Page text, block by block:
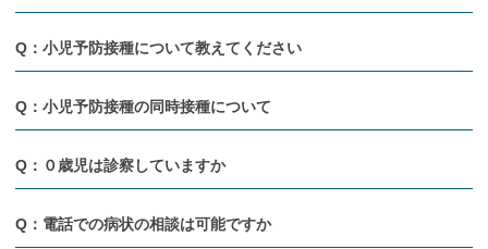
Q：小児予防接種について教えてください
Q：小児予防接種の同時接種について
Q：０歳児は診察していますか
Q：電話での病状の相談は可能ですか